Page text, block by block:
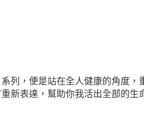
列，便是站在全人健康的角度，
新表達，幫助你我活出全部的生